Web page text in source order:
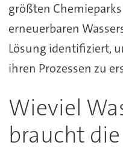
größten
erneuerbaren
Lösung identifiziert,
ihren Prozessen zu
Wieviel
braucht